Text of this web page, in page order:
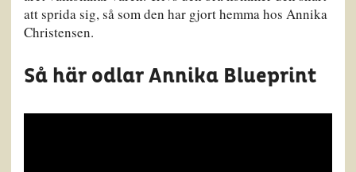
att sprida sig, så som den har gjort hemma hos Annika
Christensen.
Så här odlar Annika Blueprint